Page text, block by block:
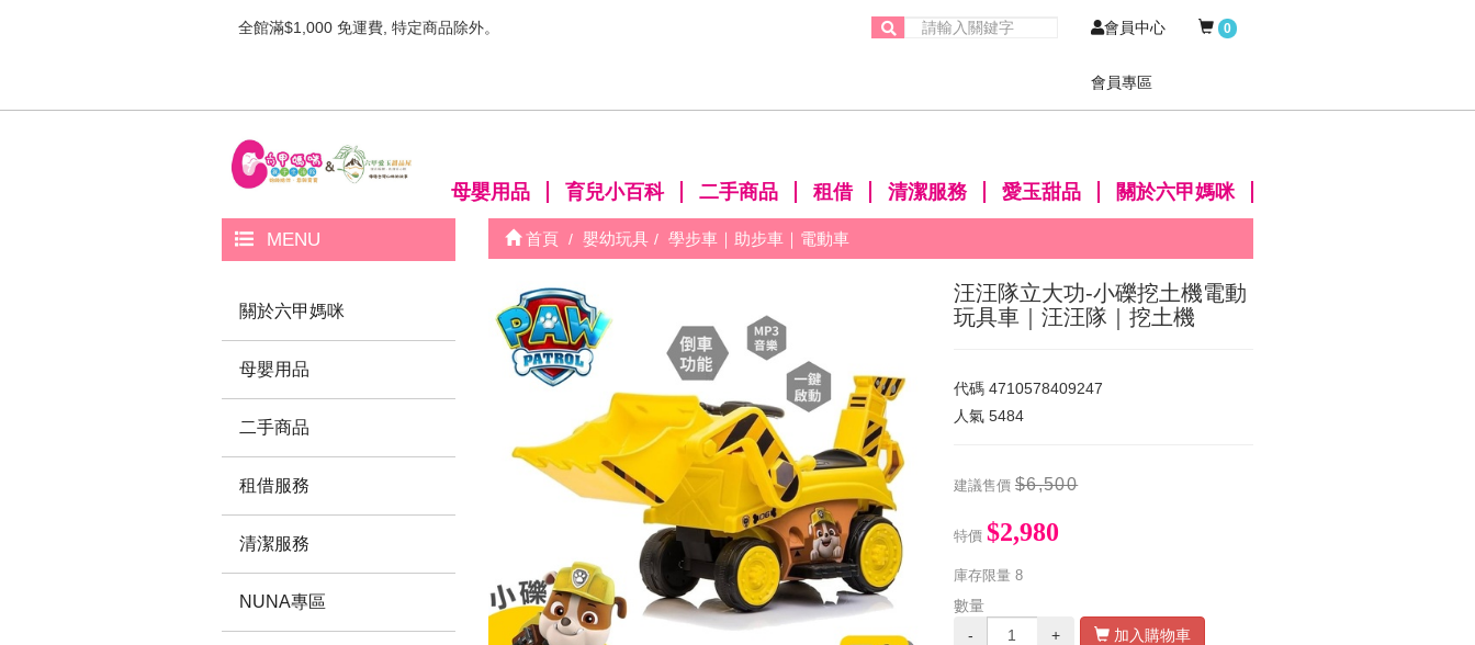
全館滿$1,000 免運費, 特定商品除外。 會員中心
會員專區
0
母嬰用品 育兒小百科 二手商品 租借 清潔服務 愛玉甜品 關於六甲媽咪
MENU
關於六甲媽咪
母嬰用品
二手商品
租借服務
清潔服務
NUNA專區
首頁 嬰幼玩具 學步車｜助步車｜電動車
汪汪隊立大功-小礫挖土機電動
玩具車｜汪汪隊｜挖土機
代碼 4710578409247
人氣 5484
建議售價 $6,500
特價 $2,980
庫存限量 8
數量
-
+ 加入購物車